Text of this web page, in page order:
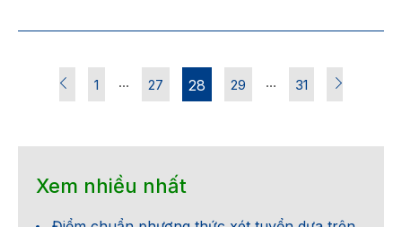
1 … 27 28 29 … 31
Xem nhiều nhất